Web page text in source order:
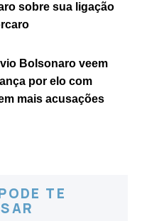
sobre sua ligação
Bolsonaro veem
por elo com
mais acusações
TE